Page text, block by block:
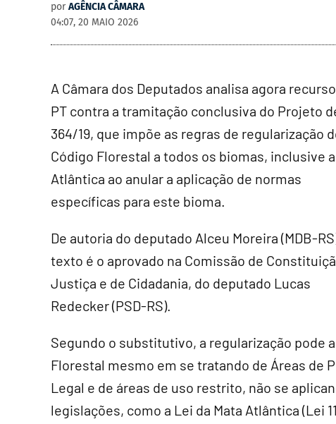
por AGÊNCIA CÂMARA
04:07, 20 MAIO 2026
A Câmara dos Deputados analisa agora
PT contra a tramitação conclusiva do Projeto
364/19, que impõe as regras de regularização
Código Florestal a todos os biomas, inclusive
Atlântica ao anular a aplicação de normas
específicas para este bioma.
De autoria do deputado Alceu Moreira (MDB-
texto é o aprovado na Comissão de
Justiça e de Cidadania, do deputado Lucas
Redecker (PSD-RS).
Segundo o substitutivo, a regularização pode
Florestal mesmo em se tratando de Áreas de
Legal e de áreas de uso restrito, não se
legislações, como a Lei da Mata Atlântica (Lei